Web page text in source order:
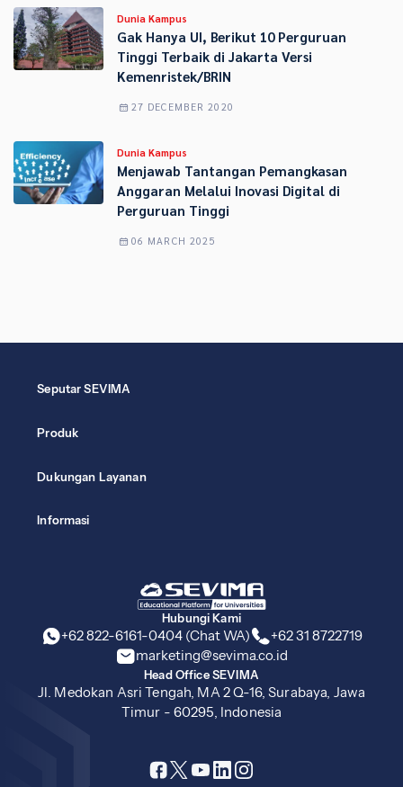
Dunia Kampus
Gak Hanya UI, Berikut 10 Perguruan
Tinggi Terbaik di Jakarta Versi
Kemenristek/BRIN
27 DECEMBER 2020
Dunia Kampus
Menjawab Tantangan Pemangkasan
Anggaran Melalui Inovasi Digital di
Perguruan Tinggi
06 MARCH 2025
Hubungi Kami
+62 822-6161-0404 (Chat WA)
+62 31 8722719
marketing@sevima.co.id
Head Office SEVIMA
Jl. Medokan Asri Tengah, MA 2 Q-16, Surabaya, Jawa
Timur - 60295, Indonesia
Seputar SEVIMA
Produk
Dukungan Layanan
Informasi